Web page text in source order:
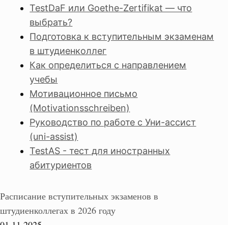
TestDaF или Goethe-Zertifikat — что
выбрать?
Подготовка к вступительным экзаменам
в штудиенколлег
Как определиться с направлением
учебы
Мотивационное письмо
(Motivationsschreiben)
Руководство по работе с Уни-ассист
(uni-assist)
TestAS - тест для иностранных
абитуриентов
Расписание вступительных экзаменов в
штудиенколлегах в 2026 году